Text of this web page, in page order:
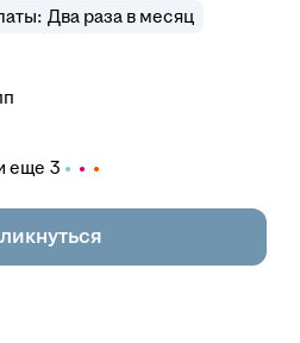
Два раза в месяц
еще 3